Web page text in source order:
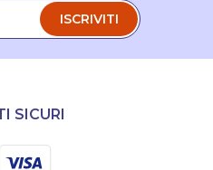
ISCRIVITI
SICURI
Visa